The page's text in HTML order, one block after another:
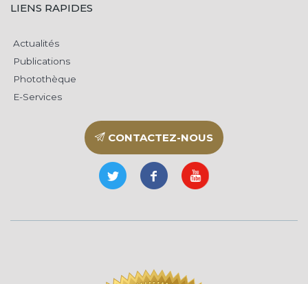
LIENS RAPIDES
Actualités
Publications
Photothèque
E-Services
CONTACTEZ-NOUS